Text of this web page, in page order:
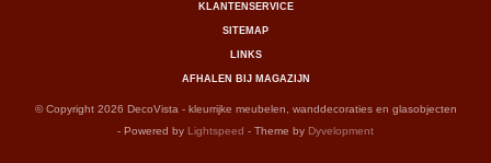
KLANTENSERVICE
SITEMAP
LINKS
AFHALEN BIJ MAGAZIJN
© Copyright 2026 DecoVista - kleurrijke meubelen, wanddecoraties en glasobjecten
- Powered by Lightspeed - Theme by Dyvelopment